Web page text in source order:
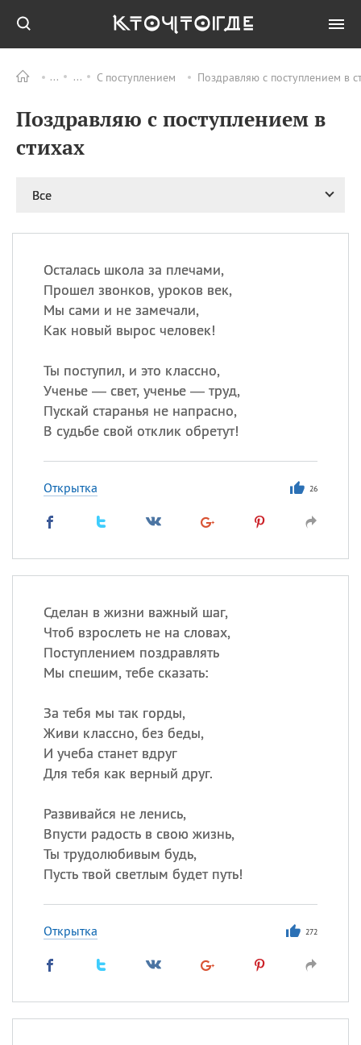
С поступлением Поздравляю с поступлением в
Поздравляю с поступлением в
стихах
Все
Осталась школа за плечами,
Прошел звонков, уроков век,
Мы сами и не замечали,
Как новый вырос человек!
Ты поступил, и это классно,
Ученье — свет, ученье — труд,
Пускай старанья не напрасно,
В судьбе свой отклик обретут!
Открытка 26
Сделан в жизни важный шаг,
Чтоб взрослеть не на словах,
Поступлением поздравлять
Мы спешим, тебе сказать:
За тебя мы так горды,
Живи классно, без беды,
И учеба станет вдруг
Для тебя как верный друг.
Развивайся не ленись,
Впусти радость в свою жизнь,
Ты трудолюбивым будь,
Пусть твой светлым будет путь!
Открытка 272
ПРАЗДНИКИ Все
08.08 День «Счастье
случается» (Happiness
великомученика
покровителя всех
врачей и целителя
больных
09.08 День книголюбов (Book
ИМЕНА
Сегодня празднуют именины
Посмотреть значениеи
происхождение